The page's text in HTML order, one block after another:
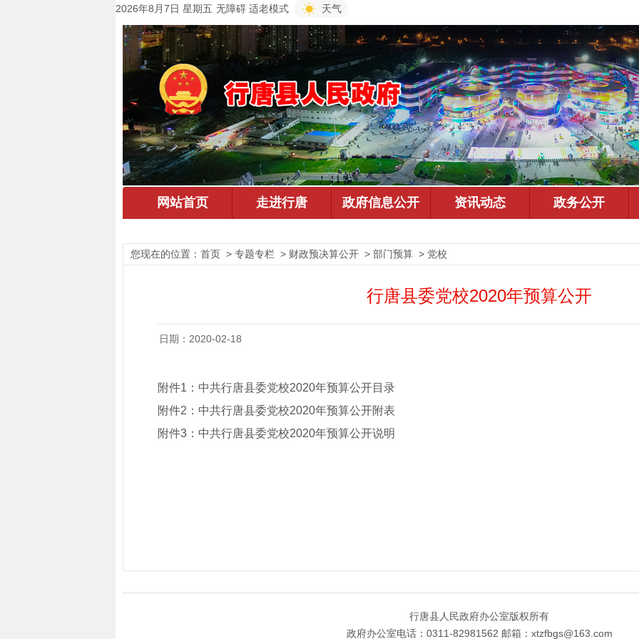
2026年8月7日 星期五 无障碍 适老模式 天气
您现在的位置： 首页 > 专题专栏 > 财政预决算公开 > 部门预算 > 党校
行唐县委党校2020年预算公开
日期：2020-02-18
附件1： 中共行唐县委党校2020年预算公开目录
附件2： 中共行唐县委党校2020年预算公开附表
附件3： 中共行唐县委党校2020年预算公开说明